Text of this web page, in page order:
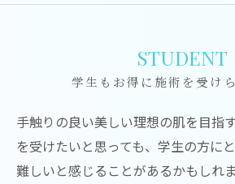
学生もお得に施術を受け
STUDENT
手触りの良い美しい理想の肌を目指
を受けたいと思っても、学生の方に
難しいと感じることがあるかもしれ